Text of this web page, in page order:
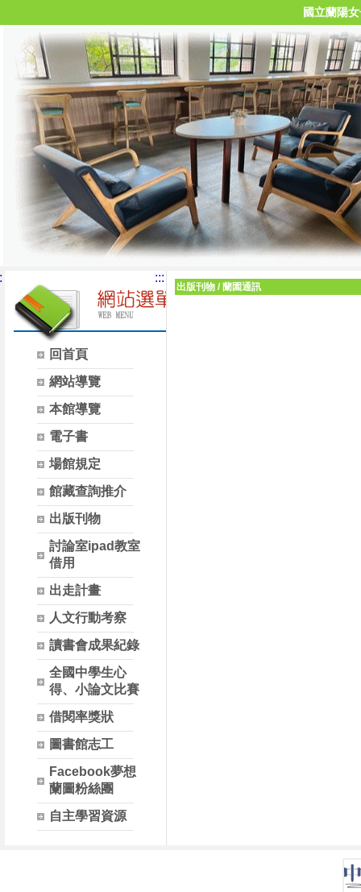
國立蘭陽
回首頁
網站導覽
本館導覽
電子書
場館規定
館藏查詢推介
出版刊物
討論室ipad教室
借用
出走計畫
人文行動考察
讀書會成果紀錄
全國中學生心
得、小論文比賽
借閱率獎狀
圖書館志工
Facebook夢想
蘭圖粉絲團
自主學習資源
:::
出版刊物 /蘭園通訊